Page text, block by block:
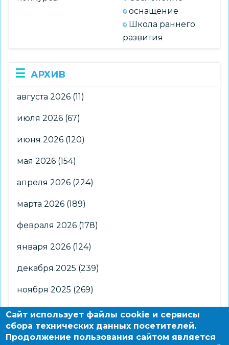
оснащение
Школа раннего
развития
АРХИВ
августа 2026 (11)
июля 2026 (67)
июня 2026 (120)
мая 2026 (154)
апреля 2026 (224)
марта 2026 (189)
февраля 2026 (178)
января 2026 (124)
декабря 2025 (239)
ноября 2025 (269)
октября 2025(266)
сентября 2025 (176)
Сайт использует файлы cookie и сервисы
сбора технических данных посетителей.
Продолжение пользования сайтом является